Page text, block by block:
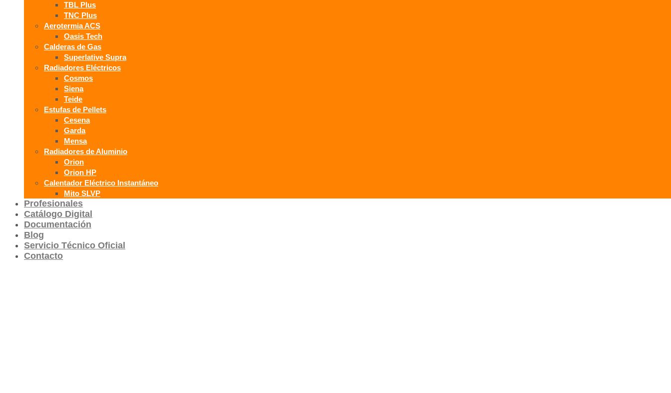
TBL Plus
TNC Plus
Aerotermia ACS
Oasis Tech
Calderas de Gas
Superlative Supra
Radiadores Eléctricos
Cosmos
Siena
Teide
Estufas de Pellets
Cesena
Garda
Mensa
Radiadores de Aluminio
Orion
Orion HP
Calentador Eléctrico Instantáneo
Mito SLVP
Profesionales
Catálogo Digital
Documentación
Blog
Servicio Técnico Oficial
Contacto